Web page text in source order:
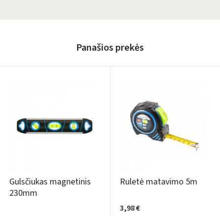
Panašios prekės
Gulsčiukas magnetinis
230mm
Ruletė matavimo 5m
3,98 €